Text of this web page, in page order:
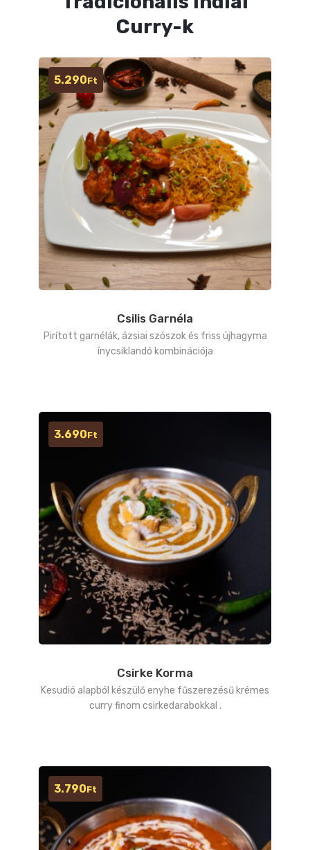
Curry-k
Csilis Garnéla
Pirított garnélák, ázsiai szószok és friss újhagyma
ínycsiklandó kombinációja
5.290Ft
Csirke Korma
Kesudió alapból készülő enyhe fűszerezésű krémes
curry finom csirkedarabokkal .
3.690Ft
3.790Ft